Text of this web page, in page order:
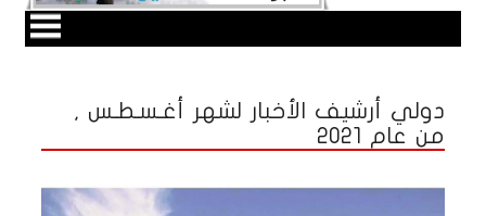
دولي أرشيف الأخبار لشهر أغـسـطـس ,
من عام 2021